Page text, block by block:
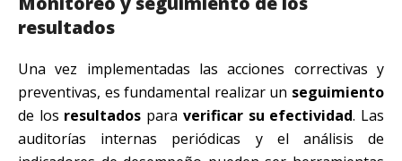
resultados
Una vez implementadas las acciones correctivas y
preventivas, es fundamental realizar un seguimiento
de los resultados para verificar su efectividad. Las
auditorías internas periódicas y el análisis de